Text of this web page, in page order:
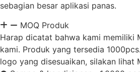
sebagian besar aplikasi panas.
MOQ Produk
Harap dicatat bahwa kami memiliki
kami. Produk yang tersedia
logo yang disesuaikan, silakan lihat